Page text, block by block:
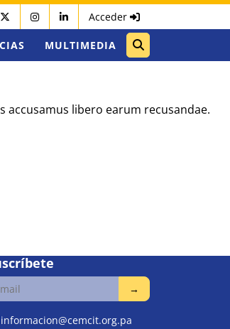
Acceder
MULTIMEDIA
libero earum recusandae.
informacion@cemcit.org.pa